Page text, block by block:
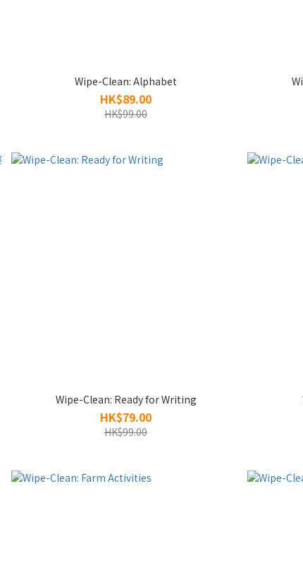
Wipe-Clean: Alphabet
HK$89.00
HK$99.00
Wipe-Clean: Ready for Writing
HK$79.00
HK$99.00